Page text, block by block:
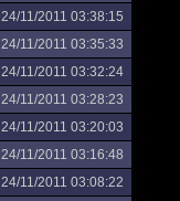
24/11/2011 03:38:15
24/11/2011 03:35:33
24/11/2011 03:32:24
24/11/2011 03:28:23
24/11/2011 03:20:03
24/11/2011 03:16:48
24/11/2011 03:08:22